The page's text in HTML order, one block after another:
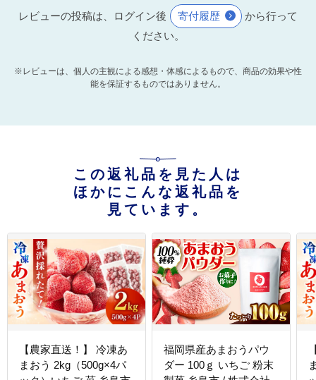
レビューの投稿は、ログイン後 寄付履歴
から行って
ください。
※レビューは、個人の主観による感想・体感によるもので、商品の効果や性
能を保証するものではありません。
この返礼品を見た人は
ほかにこんな返礼品を
見ています。
【農家直送！】 冷凍あ
まおう 2kg（500g×4パ
福岡県産あまおうパウ
ダー 100ｇ いちご 粉末